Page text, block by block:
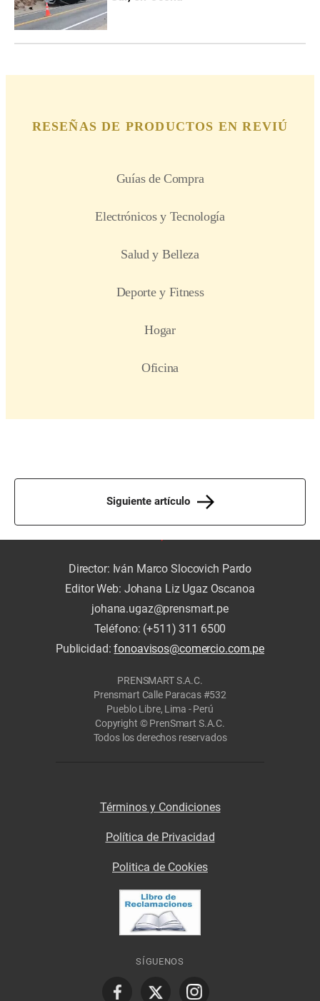
Siguiente artículo
Director: Iván Marco Slocovich Pardo
Editor Web: Johana Liz Ugaz Oscanoa
johana.ugaz@prensmart.pe
Teléfono: (+511) 311 6500
Publicidad:fonoavisos@comercio.com.pe
PRENSMART S.A.C.
Prensmart Calle Paracas #532
Pueblo Libre, Lima - Perú
Copyright © PrenSmart S.A.C.
Todos los derechos reservados
Términos y Condiciones
Política de Privacidad
Politica de Cookies
SÍGUENOS